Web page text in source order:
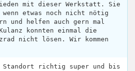
mit dieser Werkstatt. Sie
etwas noch nicht nötig
und helfen auch gern mal
konnten einmal die
nicht lösen. Wir kommen
richtig super und bis